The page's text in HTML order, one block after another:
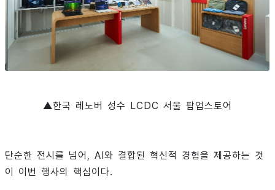
▲한국 레노버 성수 LCDC 서울 팝업스토어
단순한 전시를 넘어, AI와 결합된 혁신적 경험을 제공하는 것
이 이번 행사의 핵심이다.